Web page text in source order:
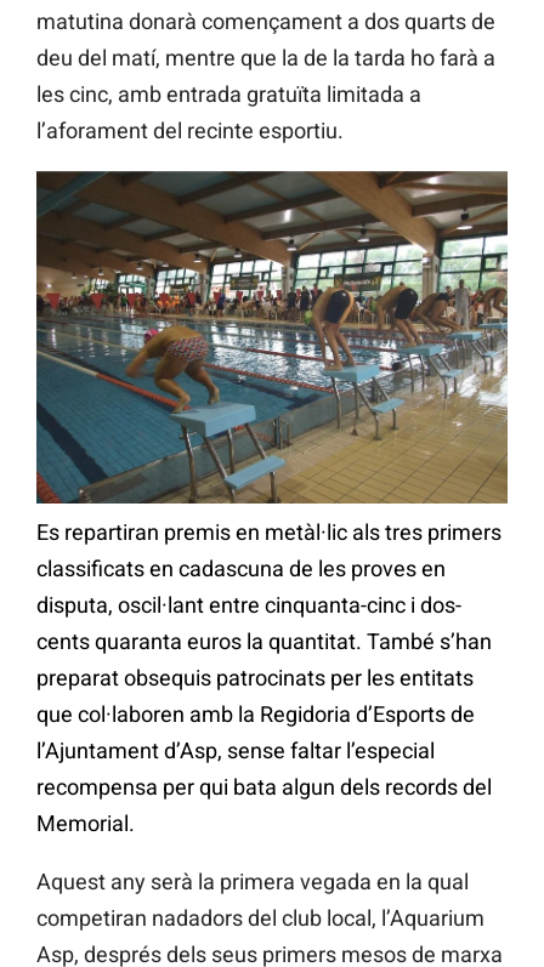
matutina donarà començament a dos quarts de
deu del matí, mentre que la de la tarda ho farà a
les cinc, amb entrada gratuïta limitada a
l’aforament del recinte esportiu.
Es repartiran premis en metàl·lic als tres primers
classificats en cadascuna de les proves en
disputa, oscil·lant entre cinquanta-cinc i dos-
cents quaranta euros la quantitat. També s’han
preparat obsequis patrocinats per les entitats
que col·laboren amb la Regidoria d’Esports de
l’Ajuntament d’Asp, sense faltar l’especial
recompensa per qui bata algun dels records del
Memorial.
Aquest any serà la primera vegada en la qual
competiran nadadors del club local, l’Aquarium
Asp, després dels seus primers mesos de marxa